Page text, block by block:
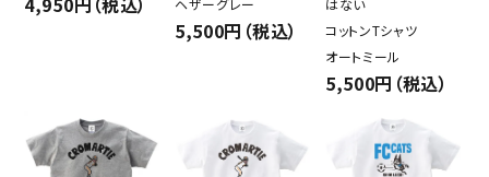
5,500円（税込）
コットンTシャツ
オートミール
5,500円（税込）